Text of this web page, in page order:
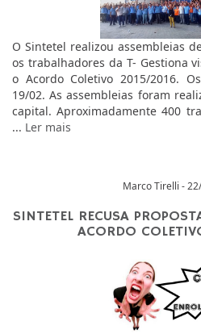
O Sintetel realizou assembleias
os trabalhadores da T- Gestiona
o Acordo Coletivo 2015/2016.
19/02. As assembleias foram
capital. Aproximadamente 400
... Ler mais
Marco Tirelli -
SINTETEL RECUSA
ACORDO